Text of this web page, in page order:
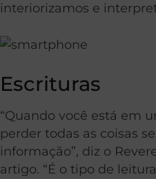
interiorizamos e
Escrituras
“Quando você está em
perder todas as coisas
informação”, diz o
artigo. “É o tipo de